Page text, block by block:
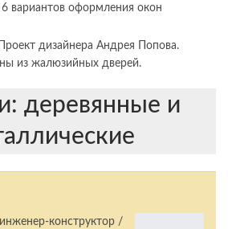
дизайнера Андрея Попова.
из жалюзийных дверей.
деревянные и
конструктор /